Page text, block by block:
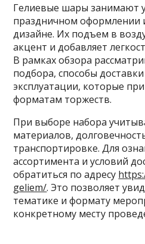
Гелиевые шары занимают
праздничном оформлении
дизайне. Их подъем в
акцент и добавляет
В рамках обзора
подбора, способы
эксплуатации, которые
форматам торжеств.
При выборе набора
материалов,
транспортировке. Для
ассортимента и условий
обратиться по адресу
geliem/. Это позволяет
тематике и формату
конкретному месту